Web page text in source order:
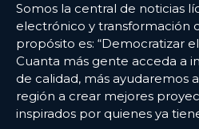
Somos la central de noticias
electrónico y transformación
propósito es: “Democratizar
Cuanta más gente acceda a
de calidad, más ayudaremos
región a crear mejores
inspirados por quienes ya